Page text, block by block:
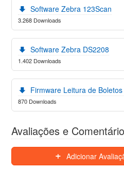
Software Zebra 123Scan
3.268 Downloads
Software Zebra DS2208
1.402 Downloads
Firmware Leitura de
870 Downloads
Avaliações e
Adicionar